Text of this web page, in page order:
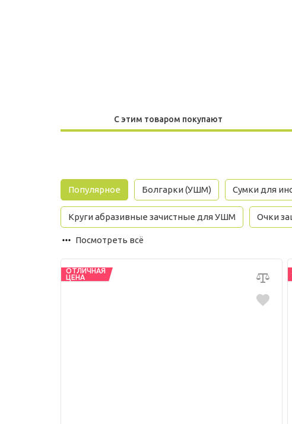
С этим товаром покупают
Популярное Болгарки (УШМ) Сумки для
Круги абразивные зачистные для УШМ Очки
Посмотреть всё
ОТЛИЧНАЯ
ЦЕНА